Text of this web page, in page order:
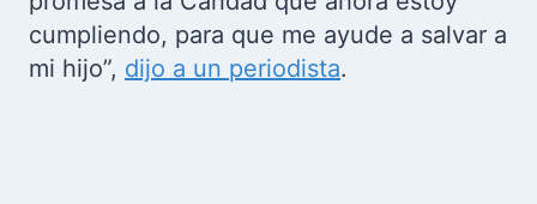
cumpliendo, para que me ayude a salvar a
mi hijo”, dijo a un periodista.